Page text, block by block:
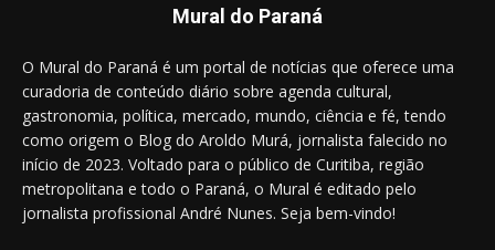
Mural do Paraná
O Mural do Paraná é um portal de notícias que oferece uma
curadoria de conteúdo diário sobre agenda cultural,
gastronomia, política, mercado, mundo, ciência e fé, tendo
como origem o Blog do Aroldo Murá, jornalista falecido no
início de 2023. Voltado para o público de Curitiba, região
metropolitana e todo o Paraná, o Mural é editado pelo
jornalista profissional André Nunes. Seja bem-vindo!